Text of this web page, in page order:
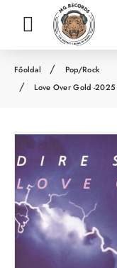
Pop/Rock
Love Over Gold -